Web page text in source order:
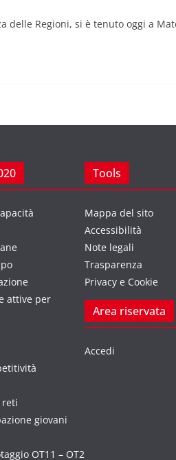
delle Regioni, si è tenuto oggi a
attive per
giovani
OT11 – OT2
Tools
Mappa del sito
Accessibilità
Note legali
Trasparenza
Privacy e Cookie
Area riservata
Accedi